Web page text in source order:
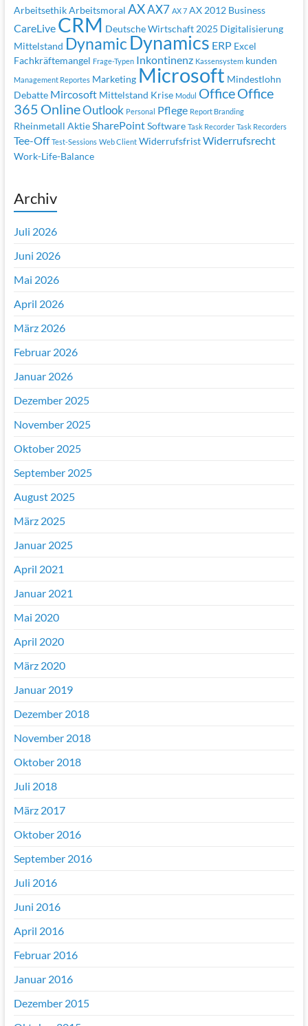
Arbeitsethik Arbeitsmoral AXAX7 AX 7 AX 2012 Business
CareLive CRM Deutsche Wirtschaft 2025 Digitalisierung
Mittelstand Dynamic Dynamics ERP Excel
Fachkräftemangel Frage-Typen Inkontinenz Kassensystem kunden
Management Reportes Marketing Microsoft Mindestlohn
Debatte Mircosoft Mittelstand Krise Modul OfficeOffice
365 OnlineOutlook Personal Pflege Report Branding
Rheinmetall Aktie SharePoint Software Task Recorder Task Recorders
Tee-Off Test-Sessions Web Client Widerrufsfrist Widerrufsrecht
Work-Life-Balance
Archiv
Juli 2026
Juni 2026
Mai 2026
April 2026
März 2026
Februar 2026
Januar 2026
Dezember 2025
November 2025
Oktober 2025
September 2025
August 2025
März 2025
Januar 2025
April 2021
Januar 2021
Mai 2020
April 2020
März 2020
Januar 2019
Dezember 2018
November 2018
Oktober 2018
Juli 2018
März 2017
Oktober 2016
September 2016
Juli 2016
Juni 2016
April 2016
Februar 2016
Januar 2016
Dezember 2015